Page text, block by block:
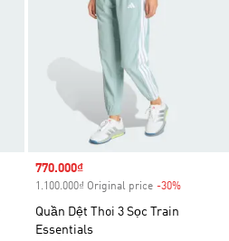
Sale price
770.000₫
1.100.000₫ Original price -30%
Quần Dệt Thoi 3 Sọc Train
Essentials